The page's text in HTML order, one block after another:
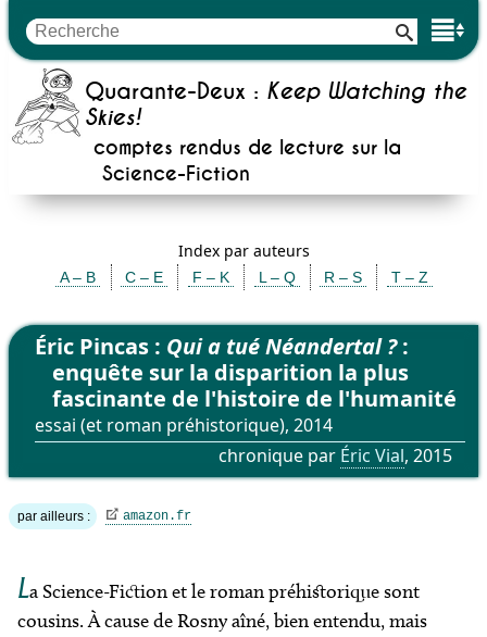
Quarante-Deux : Keep Watching the
Skies!
comptes rendus de lecture sur la
Science-Fiction
Index par auteurs
A – B C – E F – K L – Q R – S T – Z
Éric Pincas : Qui a tué Néandertal ?:
enquête sur la disparition la plus
fascinante de l'histoire de l'humanité
essai (et roman préhistorique), 2014
chronique par Éric Vial, 2015
par ailleurs : amazon.fr
La Science-Fiction et le roman préhistorique sont
cousins. À cause de Rosny aîné, bien entendu, mais